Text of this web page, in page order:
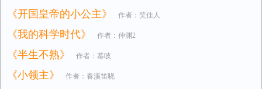
《开国皇帝的小公主》 作者：笑佳人
《我的科学时代》 作者：仲渊2
《半生不熟》 作者：慕吱
《小领主》 作者：春溪笛晓